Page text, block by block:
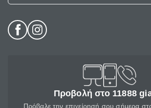
Προβολή στο 11888
Πρόβαλε την επιχείρησή σου σήμερα